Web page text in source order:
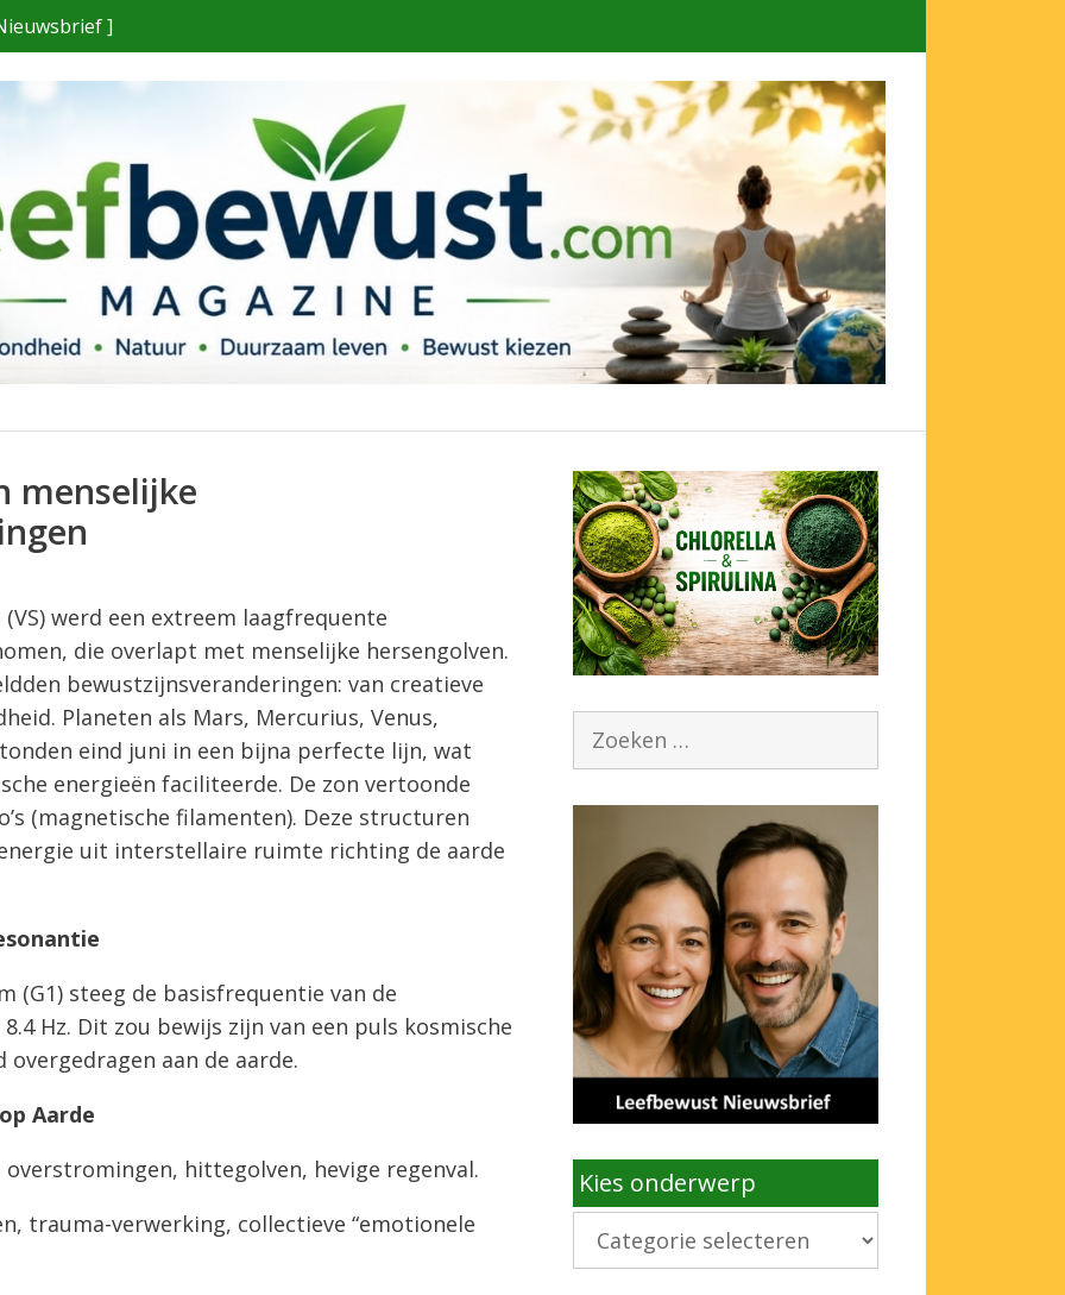
]
menselijke
werd een extreem laagfrequente
die overlapt met menselijke hersengolven.
bewustzijnsveranderingen: van creatieve
Planeten als Mars, Mercurius, Venus,
eind juni in een bijna perfecte lijn, wat
energieën faciliteerde. De zon vertoonde
(magnetische filamenten). Deze structuren
energie uit interstellaire ruimte richting de aarde
(G1) steeg de basisfrequentie van de
Hz. Dit zou bewijs zijn van een puls kosmische
aan de aarde.
Aarde
hittegolven, hevige regenval.
trauma-verwerking, collectieve “emotionele
Zoek
Kies onderwerp
Kies
onderwerp